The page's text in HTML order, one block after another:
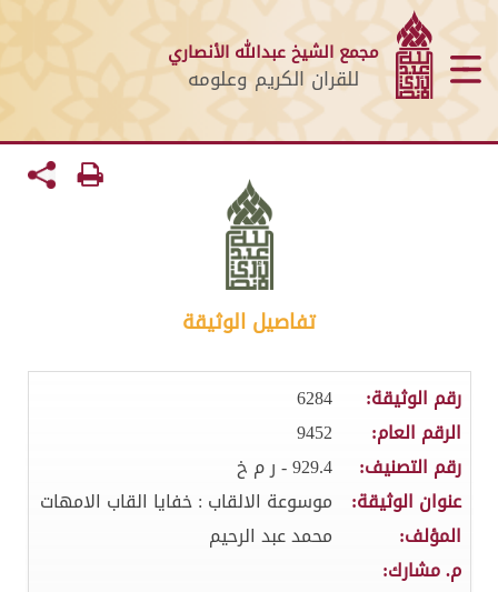
مجمع الشيخ عبدالله الأنصاري
للقران الكريم وعلومه
تفاصيل الوثيقة
رقم الوثيقة:
6284
الرقم العام:
9452
رقم التصنيف:
929.4 - ر م خ
عنوان الوثيقة:
موسوعة الالقاب : خفايا القاب الامهات
المؤلف:
محمد عبد الرحيم
م. مشارك: